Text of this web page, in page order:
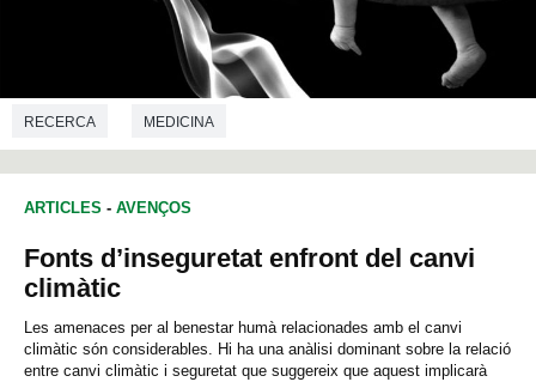
RECERCA MEDICINA
ARTICLES - AVENÇOS
Fonts d’inseguretat enfront del canvi
climàtic
Les amenaces per al benestar humà relacionades amb el canvi
climàtic són considerables. Hi ha una anàlisi dominant sobre la relació
entre canvi climàtic i seguretat que suggereix que aquest implicarà